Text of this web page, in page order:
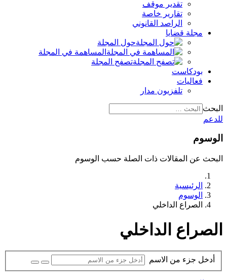
تقدير موقف
تقارير خاصة
الراصد القانوني
مجلة قضايا
حول المجلة
المساهمة في المجلة
تصفح المجلة
بودكاست
فعاليات
تلفزيون مدار
البحث
للدعم
الوسوم
البحث عن المقالات ذات الصلة حسب الوسوم
الرئيسية
الوسوم
الصراع الداخلي
الصراع الداخلي
أدخل جزء من الاسم